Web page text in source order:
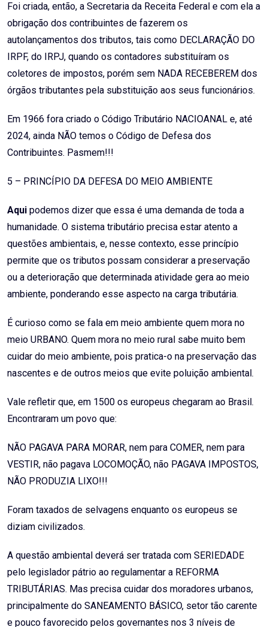
Foi criada, então, a Secretaria da Receita Federal e com ela a
obrigação dos contribuintes de fazerem os
autolançamentos dos tributos, tais como DECLARAÇÃO DO
IRPF, do IRPJ, quando os contadores substituíram os
coletores de impostos, porém sem NADA RECEBEREM dos
órgãos tributantes pela substituição aos seus funcionários.
Em 1966 fora criado o Código Tributário NACIOANAL e, até
2024, ainda NÃO temos o Código de Defesa dos
Contribuintes. Pasmem!!!
5 – PRINCÍPIO DA DEFESA DO MEIO AMBIENTE
Aqui podemos dizer que essa é uma demanda de toda a
humanidade. O sistema tributário precisa estar atento a
questões ambientais, e, nesse contexto, esse princípio
permite que os tributos possam considerar a preservação
ou a deterioração que determinada atividade gera ao meio
ambiente, ponderando esse aspecto na carga tributária.
É curioso como se fala em meio ambiente quem mora no
meio URBANO. Quem mora no meio rural sabe muito bem
cuidar do meio ambiente, pois pratica-o na preservação das
nascentes e de outros meios que evite poluição ambiental.
Vale refletir que, em 1500 os europeus chegaram ao Brasil.
Encontraram um povo que:
NÃO PAGAVA PARA MORAR, nem para COMER, nem para
VESTIR, não pagava LOCOMOÇÃO, não PAGAVA IMPOSTOS,
NÃO PRODUZIA LIXO!!!
Foram taxados de selvagens enquanto os europeus se
diziam civilizados.
A questão ambiental deverá ser tratada com SERIEDADE
pelo legislador pátrio ao regulamentar a REFORMA
TRIBUTÁRIAS. Mas precisa cuidar dos moradores urbanos,
principalmente do SANEAMENTO BÁSICO, setor tão carente
e pouco favorecido pelos governantes nos 3 níveis de